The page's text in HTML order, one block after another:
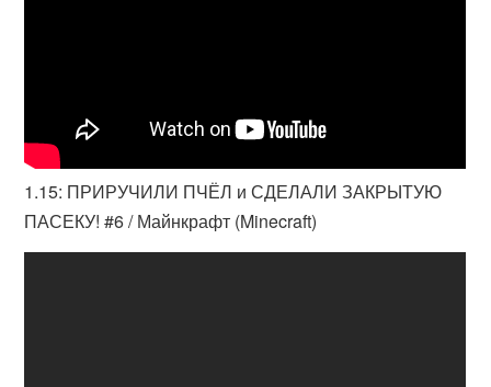
1.15: ПРИРУЧИЛИ ПЧЁЛ и СДЕЛАЛИ ЗАКРЫТУЮ
ПАСЕКУ! #6 / Майнкрафт (Minecraft)